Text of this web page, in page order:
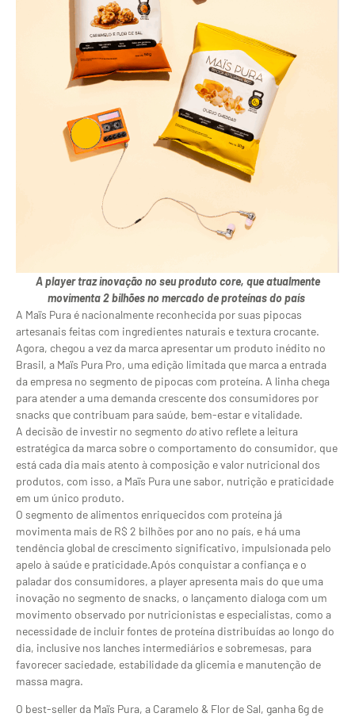
A playertraz inovação noseu produto core, que atualmente
movimenta 2 bilhões no mercado de proteínas do país
A Maïs Pura é nacionalmente reconhecida por suas pipocas
artesanais feitas com ingredientes naturais e textura crocante.
Agora, chegou a vez da marca apresentar um produto inédito no
Brasil, a Maïs Pura Pro, uma edição limitada que marca a entrada
da empresa no segmento de pipocas com proteína. A linha chega
para atender a uma demanda crescente dos consumidores por
snacks que contribuam para saúde, bem-estar e vitalidade.
A decisão de investir no segmento doativo reflete a leitura
estratégica da marca sobre o comportamento do consumidor, que
está cada dia mais atento à composição e valor nutricional dos
produtos, com isso, a Maïs Pura une sabor, nutrição e praticidade
em um único produto.
O segmento de alimentos enriquecidos com proteína já
movimenta mais de R$ 2 bilhões por ano no país, e há uma
tendência global de crescimento significativo, impulsionada pelo
apelo à saúde e praticidade.Após conquistar a confiança e o
paladar dos consumidores, a player apresenta mais do que uma
inovação no segmento de snacks, o lançamento dialoga com um
movimento observado por nutricionistas e especialistas, como a
necessidade de incluir fontes de proteína distribuídas ao longo do
dia, inclusive nos lanches intermediários e sobremesas, para
favorecer saciedade, estabilidade da glicemia e manutenção de
massa magra.
O best-seller da Maïs Pura, a Caramelo & Flor de Sal, ganha 6g de